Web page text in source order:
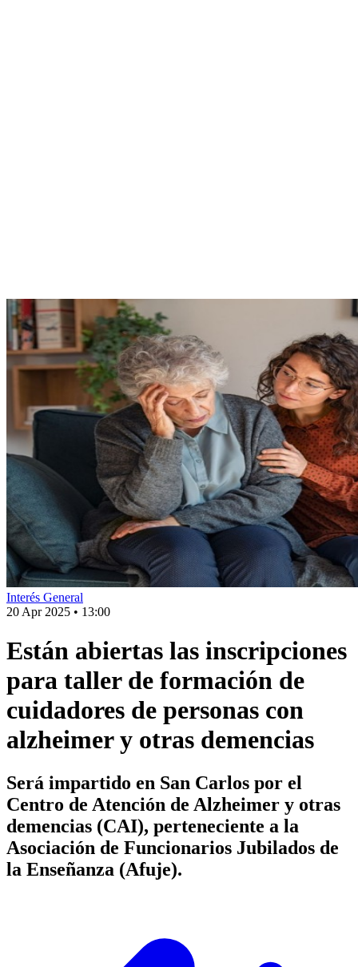
Interés General
20 Apr 2025 • 13:00
Están abiertas las inscripciones
para taller de formación de
cuidadores de personas con
alzheimer y otras demencias
Será impartido en San Carlos por el
Centro de Atención de Alzheimer y otras
demencias (CAI), perteneciente a la
Asociación de Funcionarios Jubilados de
la Enseñanza (Afuje).